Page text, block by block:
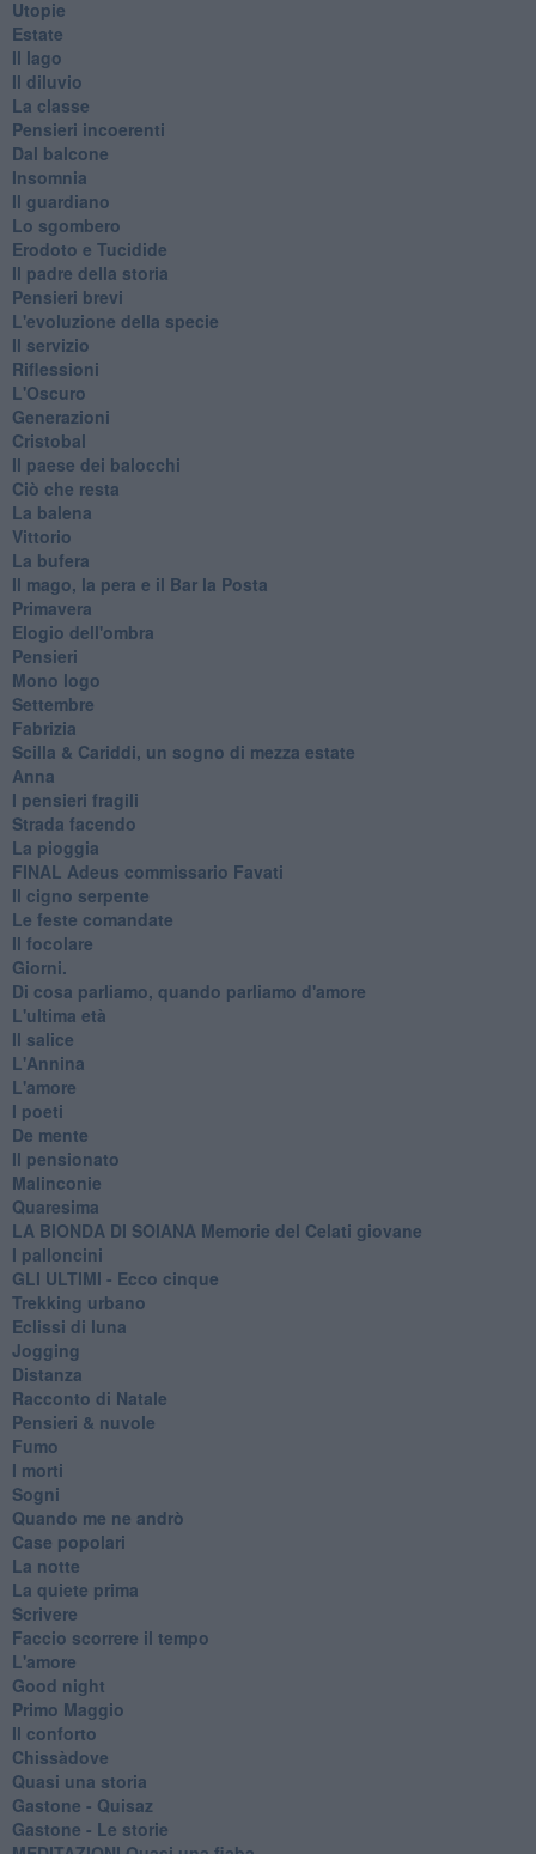
Utopie
Estate
Il lago
Il diluvio
La classe
Pensieri incoerenti
Dal balcone
Insomnia
Il guardiano
Lo sgombero
Erodoto e Tucidide
Il padre della storia
Pensieri brevi
L'evoluzione della specie
Il servizio
Riflessioni
L'Oscuro
Generazioni
Cristobal
Il paese dei balocchi
Ciò che resta
La balena
Vittorio
La bufera
Il mago, la pera e il Bar la Posta
Primavera
Elogio dell'ombra
Pensieri
Mono logo
Settembre
Fabrizia
​Scilla & Cariddi, un sogno di mezza estate
Anna
I pensieri fragili
Strada facendo
La pioggia
FINAL Adeus commissario Favati
Il cigno serpente
Le feste comandate
Il focolare
Giorni.
Di cosa parliamo, quando parliamo d'amore
L'ultima età
Il salice
L'Annina
L'amore
I poeti
De mente
Il pensionato
Malinconie
Quaresima
LA BIONDA DI SOIANA Memorie del Celati giovane
I palloncini
GLI ULTIMI - Ecco cinque
Trekking urbano
Eclissi di luna
Jogging
Distanza
Racconto di Natale
Pensieri & nuvole
Fumo
I morti
Sogni
Quando me ne andrò
Case popolari
La notte
La quiete prima
Scrivere
Faccio scorrere il tempo
L'amore
Good night
Primo Maggio
Il conforto
Chissàdove
Quasi una storia
Gastone - Quisaz
Gastone - Le storie